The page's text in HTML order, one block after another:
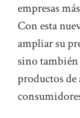
empresas
Con esta
ampliar su
sino
productos de